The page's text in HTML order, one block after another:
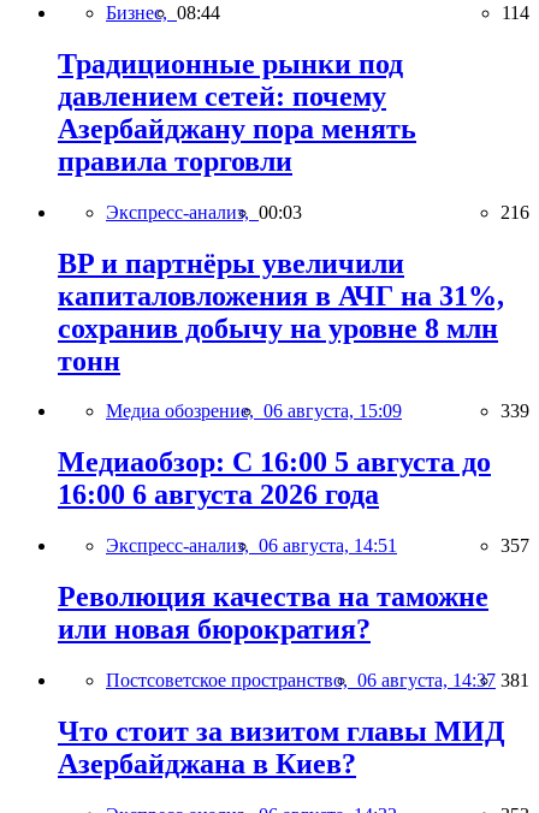
Бизнес, 08:44 114
Традиционные рынки под
давлением сетей: почему
Азербайджану пора менять
правила торговли
Экспресс-анализ, 00:03 216
BP и партнёры увеличили
капиталовложения в АЧГ на 31%,
сохранив добычу на уровне 8 млн
тонн
Медиа обозрение, 06 августа, 15:09 339
Медиаобзор: С 16:00 5 августа до
16:00 6 августа 2026 года
Экспресс-анализ, 06 августа, 14:51 357
Революция качества на таможне
или новая бюрократия?
Постсоветское пространство, 06 августа, 14:37 381
Что стоит за визитом главы МИД
Азербайджана в Киев?